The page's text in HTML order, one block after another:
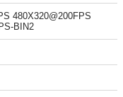
480X320@200FPS
BIN2
QHY10 color
грн.